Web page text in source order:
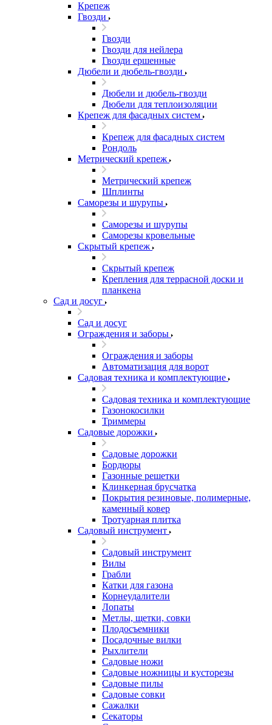
Крепеж
Гвозди
Гвозди
Гвозди для нейлера
Гвозди ершенные
Дюбели и дюбель-гвозди
Дюбели и дюбель-гвозди
Дюбели для теплоизоляции
Крепеж для фасадных систем
Крепеж для фасадных систем
Рондоль
Метрический крепеж
Метрический крепеж
Шплинты
Саморезы и шурупы
Саморезы и шурупы
Саморезы кровельные
Скрытый крепеж
Скрытый крепеж
Крепления для террасной доски и
планкена
Сад и досуг
Сад и досуг
Ограждения и заборы
Ограждения и заборы
Автоматизация для ворот
Садовая техника и комплектующие
Садовая техника и комплектующие
Газонокосилки
Триммеры
Садовые дорожки
Садовые дорожки
Бордюры
Газонные решетки
Клинкерная брусчатка
Покрытия резиновые, полимерные,
каменный ковер
Тротуарная плитка
Садовый инструмент
Садовый инструмент
Вилы
Грабли
Катки для газона
Корнеудалители
Лопаты
Метлы, щетки, совки
Плодосъемники
Посадочные вилки
Рыхлители
Садовые ножи
Садовые ножницы и кусторезы
Садовые пилы
Садовые совки
Сажалки
Секаторы